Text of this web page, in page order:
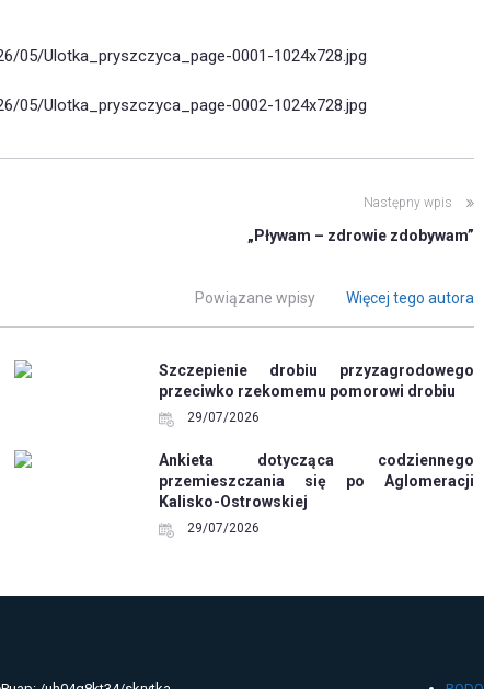
Następny wpis
„Pływam – zdrowie zdobywam”
Powiązane wpisy Więcej tego autora
Szczepienie drobiu przyzagrodowego
przeciwko rzekomemu pomorowi drobiu
29/07/2026
Ankieta dotycząca codziennego
przemieszczania się po Aglomeracji
Kalisko-Ostrowskiej
29/07/2026